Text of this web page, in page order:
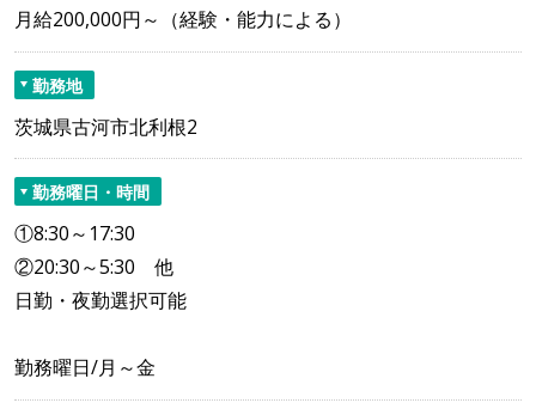
月給200,000円～（経験・能力による）
勤務地
茨城県古河市北利根2
勤務曜日・時間
①8:30～17:30
②20:30～5:30 他
日勤・夜勤選択可能
勤務曜日/月～金